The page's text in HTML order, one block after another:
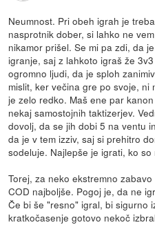
Neumnost. Pri obeh igrah je
nasprotnik dober, si lahko ne
nikamor prišel. Se mi pa zdi, da
igranje, saj z lahkoto igraš že
ogromno ljudi, da je sploh
mislit, ker večina gre po svoje,
je zelo redko. Maš ene par
nekaj samostojnih taktizerjev.
dovolj, da se jih dobi 5 na ventu
da je v tem izziv, saj si prehitro
sodeluje. Najlepše je igrati, ko so
Torej, za neko ekstremno
COD najboljše. Pogoj je, da ne
Če bi še "resno" igral, bi sigurno
kratkočasenje gotovo nekoč